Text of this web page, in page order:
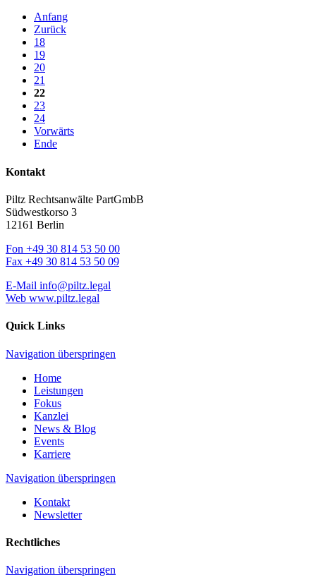
Anfang
Zurück
18
19
20
21
22
23
24
Vorwärts
Ende
Kontakt
Piltz Rechtsanwälte PartGmbB
Südwestkorso 3
12161 Berlin
Fon +49 30 814 53 50 00
Fax +49 30 814 53 50 09
E-Mail info@piltz.legal
Web www.piltz.legal
Quick Links
Navigation überspringen
Home
Leistungen
Fokus
Kanzlei
News & Blog
Events
Karriere
Navigation überspringen
Kontakt
Newsletter
Rechtliches
Navigation überspringen